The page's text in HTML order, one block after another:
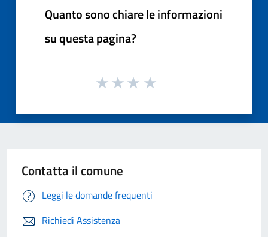
Quanto sono chiare le informazioni
su questa pagina?
Contatta il comune
Leggi le domande frequenti
Richiedi Assistenza